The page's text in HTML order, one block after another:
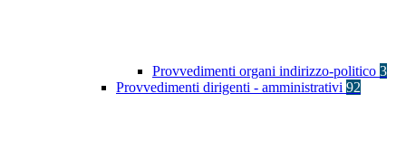
Provvedimenti organi indirizzo-politico 3
Provvedimenti dirigenti - amministrativi 92